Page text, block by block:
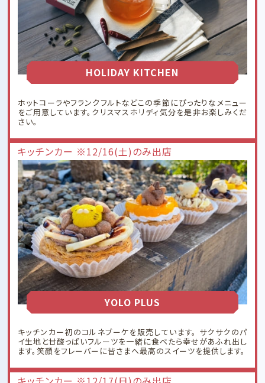
HOLIDAY KITCHEN
ホットコーラやフランクフルトなどこの季節にぴったりなメニュー
をご用意しています。クリスマスホリディ気分を是非お楽しみくだ
さい。
キッチンカー ※12/16(土)のみ出店
YOLO PLUS
キッチンカー初のコルネブーケを販売しています。 サクサクのパ
イ生地と甘酸っぱいフルーツを一緒に食べたら幸せがあふれ出し
ます。笑顔をフレーバーに皆さまへ最高のスイーツを提供します。